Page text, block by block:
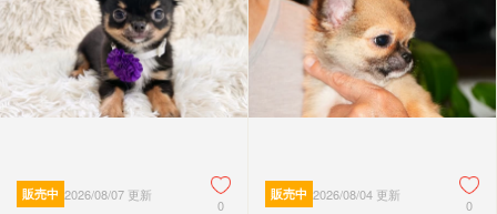
販売中 2026/08/07 更新
0
販売中 2026/08/04 更新
0